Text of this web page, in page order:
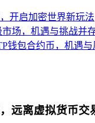
开启加密世界新玩法
市场，机遇与挑战并
钱包合约币，机遇
远离虚拟货币